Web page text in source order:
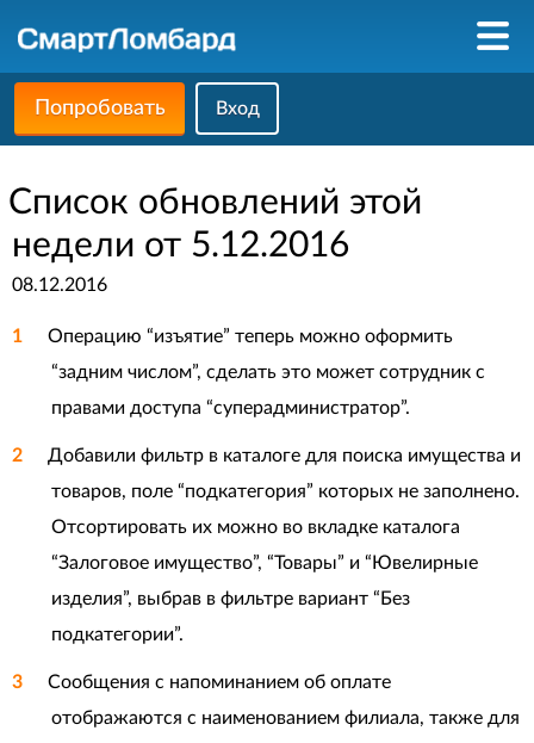
Попробовать Вход
Список обновлений этой
недели от 5.12.2016
08.12.2016
Операцию “изъятие” теперь можно оформить
“задним числом”, сделать это может сотрудник с
правами доступа “суперадминистратор”.
Добавили фильтр в каталоге для поиска имущества и
товаров, поле “подкатегория” которых не заполнено.
Отсортировать их можно во вкладке каталога
“Залоговое имущество”, “Товары” и “Ювелирные
изделия”, выбрав в фильтре вариант “Без
подкатегории”.
Сообщения с напоминанием об оплате
отображаются с наименованием филиала, также для